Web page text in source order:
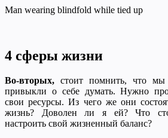
Man wearing blindfold while tied up
4 сферы жизни
Во-вторых, стоит помнить, что
привыкли о себе думать. Нужно
свои ресурсы. Из чего же они
жизнь? Доволен ли я ей? Что
настроить свой жизненный баланс?